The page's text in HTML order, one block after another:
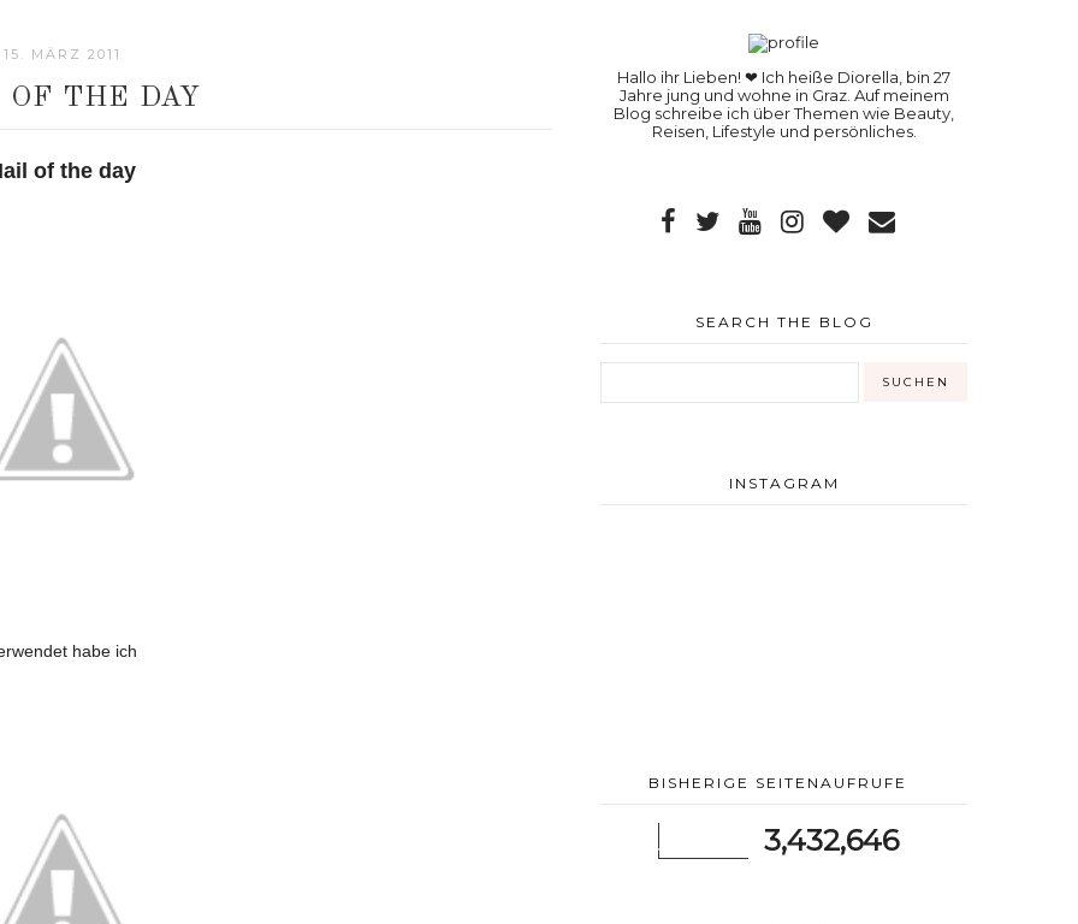
15. MÄRZ 2011
THE DAY
of the day
habe ich
Hallo ihr Lieben! ❤ Ich heiße Diorella, bin 27
Jahre jung und wohne in Graz. Auf meinem
Blog schreibe ich über Themen wie Beauty,
Reisen, Lifestyle und persönliches.
SEARCH THE BLOG
INSTAGRAM
BISHERIGE SEITENAUFRUFE
3,432,646